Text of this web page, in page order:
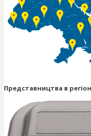
Представництва в